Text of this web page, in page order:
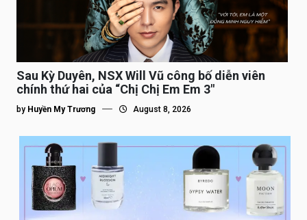
Sau Kỳ Duyên, NSX Will Vũ công bố diễn viên
chính thứ hai của “Chị Chị Em Em 3″
by Huyền My Trương August 8, 2026